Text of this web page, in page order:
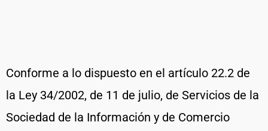
Conforme a lo dispuesto en el artículo 22.2 de
la Ley 34/2002, de 11 de julio, de Servicios de la
Sociedad de la Información y de Comercio